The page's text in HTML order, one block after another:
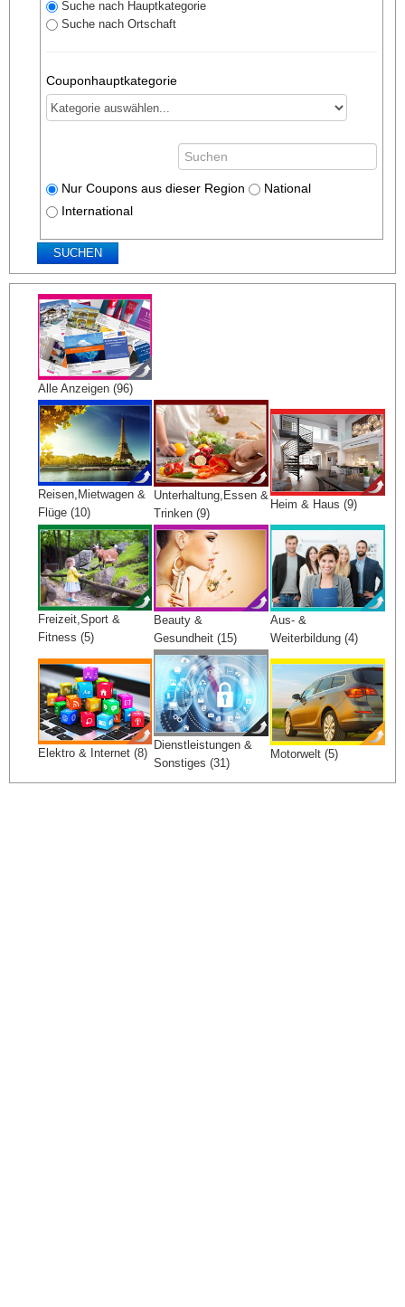
Suche nach Hauptkategorie
Suche nach Ortschaft
Couponhauptkategorie
Nur Coupons aus dieser Region
National
International
Alle Anzeigen (96)
Reisen,Mietwagen &
Flüge (10)
Unterhaltung,Essen &
Trinken (9)
Heim & Haus (9)
Freizeit,Sport &
Fitness (5)
Beauty &
Gesundheit (15)
Aus- &
Weiterbildung (4)
Elektro & Internet (8)
Dienstleistungen &
Sonstiges (31)
Motorwelt (5)